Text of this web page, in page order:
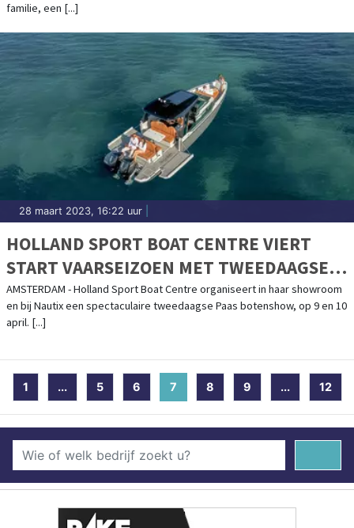
familie, een [...]
28 maart 2023, 16:22 uur
HOLLAND SPORT BOAT CENTRE VIERT
START VAARSEIZOEN MET TWEEDAAGSE
PAAS BOTENSHOW
AMSTERDAM - Holland Sport Boat Centre organiseert in haar showroom
en bij Nautix een spectaculaire tweedaagse Paas botenshow, op 9 en 10
april. [...]
1 ... 5 6 7 (current)
8 9 ... 12